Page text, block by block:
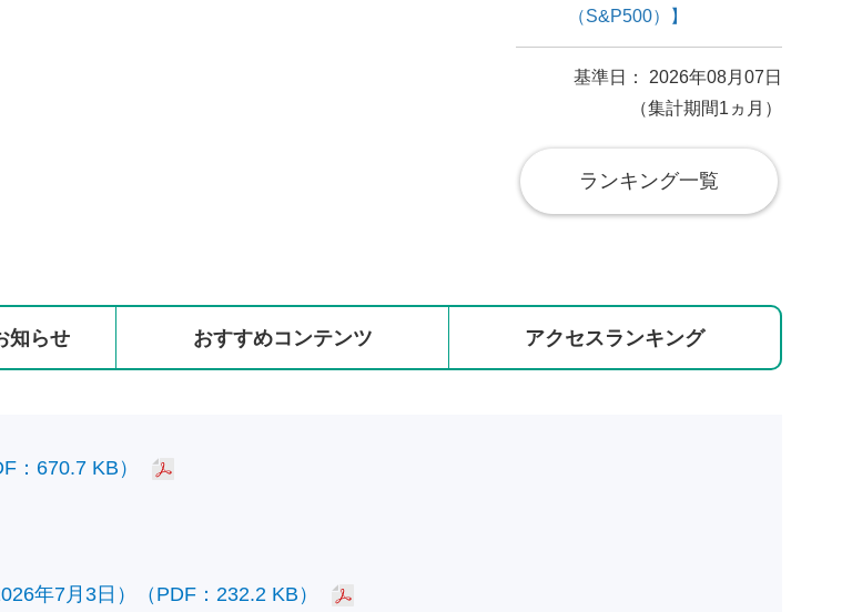
（S&P500）】
基準日： 2026年08月07日
（集計期間1ヵ月）
ランキング一覧
知らせ おすすめコンテンツ アクセスランキング
：670.7 KB）
年7月3日）（PDF：232.2 KB）